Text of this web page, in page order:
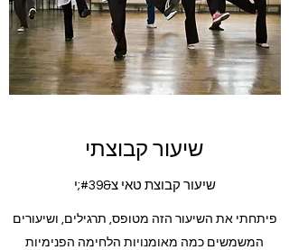
שיעור קבוצתי
שיעור קבוצת טאי צ&#39;י
פיתחתי את השיעור הזה מטופס, תרגילים, ושיעורים
המשמשים כמה מאומנויות הלחימה הפנימיות